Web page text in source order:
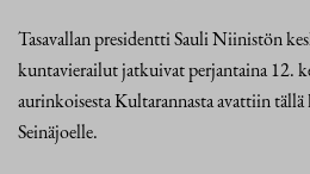
Tasavallan presidentti Sauli Niinistön
kuntavierailut jatkuivat perjantaina 12.
aurinkoisesta Kultarannasta avattiin tällä
Seinäjoelle.